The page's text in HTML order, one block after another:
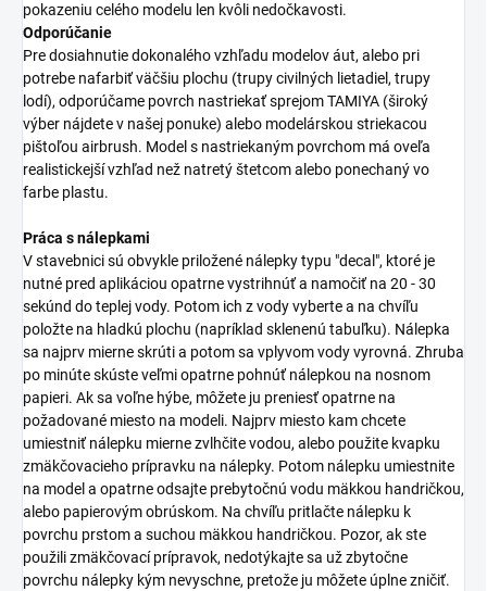
pokazeniu celého modelu len kvôli nedočkavosti.
Odporúčanie
Pre dosiahnutie dokonalého vzhľadu modelov áut, alebo pri
potrebe nafarbiť väčšiu plochu (trupy civilných lietadiel, trupy
lodí), odporúčame povrch nastriekať sprejom TAMIYA (široký
výber nájdete v našej ponuke) alebo modelárskou striekacou
pištoľou airbrush. Model s nastriekaným povrchom má oveľa
realistickejší vzhľad než natretý štetcom alebo ponechaný vo
farbe plastu.
Práca s nálepkami
V stavebnici sú obvykle priložené nálepky typu "decal", ktoré je
nutné pred aplikáciou opatrne vystrihnúť a namočiť na 20 - 30
sekúnd do teplej vody. Potom ich z vody vyberte a na chvíľu
položte na hladkú plochu (napríklad sklenenú tabuľku). Nálepka
sa najprv mierne skrúti a potom sa vplyvom vody vyrovná. Zhruba
po minúte skúste veľmi opatrne pohnúť nálepkou na nosnom
papieri. Ak sa voľne hýbe, môžete ju preniesť opatrne na
požadované miesto na modeli. Najprv miesto kam chcete
umiestniť nálepku mierne zvlhčite vodou, alebo použite kvapku
zmäkčovacieho prípravku na nálepky. Potom nálepku umiestnite
na model a opatrne odsajte prebytočnú vodu mäkkou handričkou,
alebo papierovým obrúskom. Na chvíľu pritlačte nálepku k
povrchu prstom a suchou mäkkou handričkou. Pozor, ak ste
použili zmäkčovací prípravok, nedotýkajte sa už zbytočne
povrchu nálepky kým nevyschne, pretože ju môžete úplne zničiť.